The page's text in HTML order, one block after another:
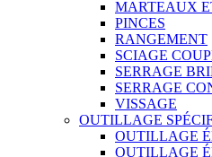
MARTEAUX
PINCES
RANGEMENT
SCIAGE
SERRAGE
SERRAGE
VISSAGE
OUTILLAGE
OUTILLAGE
OUTILLAGE